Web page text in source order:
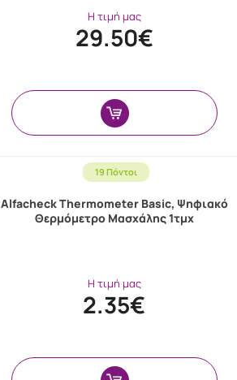
Η τιμή μας
29.50€
19 Πόντοι
Alfacheck Thermometer Basic, Ψηφιακό
Θερμόμετρο Μασχάλης 1τμχ
Η τιμή μας
2.35€